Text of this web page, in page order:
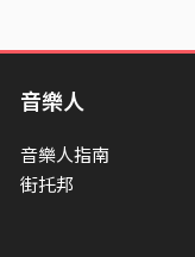
音樂人
音樂人指南
街托邦